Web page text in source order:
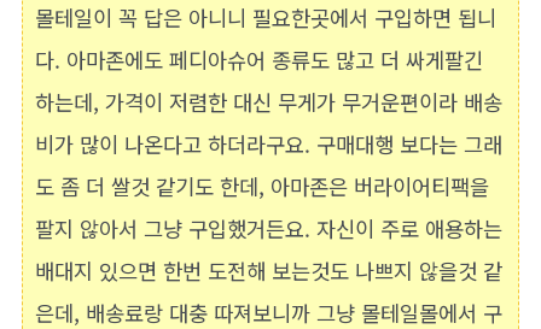
몰테일이 꼭 답은 아니니 필요한곳에서 구입하면 됩니
다. 아마존에도 페디아슈어 종류도 많고 더 싸게팔긴
하는데, 가격이 저렴한 대신 무게가 무거운편이라 배송
비가 많이 나온다고 하더라구요. 구매대행 보다는 그래
도 좀 더 쌀것 같기도 한데, 아마존은 버라이어티팩을
팔지 않아서 그냥 구입했거든요. 자신이 주로 애용하는
배대지 있으면 한번 도전해 보는것도 나쁘지 않을것 같
은데, 배송료랑 대충 따져보니까 그냥 몰테일몰에서 구